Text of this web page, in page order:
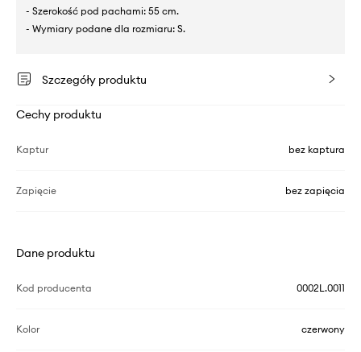
- Szerokość pod pachami: 55 cm.
- Wymiary podane dla rozmiaru: S.
Szczegóły produktu
Cechy produktu
Kaptur bez kaptura
Zapięcie bez zapięcia
Dane produktu
Kod producenta 0002L.0011
Kolor czerwony